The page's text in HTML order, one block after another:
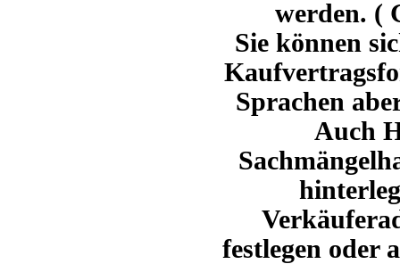
werden. (
Sie können
Sprachen
Auch
festlegen oder